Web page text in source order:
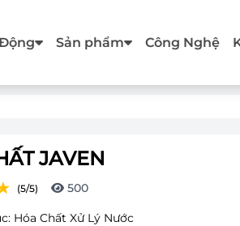
Sản phẩm Công Nghệ
JAVEN
(5/5) 500
Hóa Chất Xử Lý Nước